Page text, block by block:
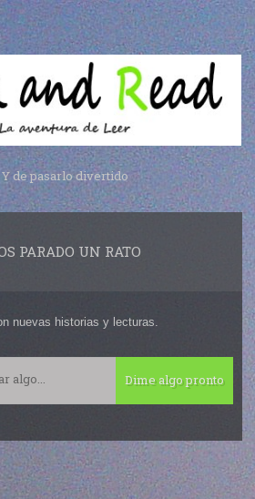
Y de pasarlo divertido
PARADO UN RATO
nuevas historias y lecturas.